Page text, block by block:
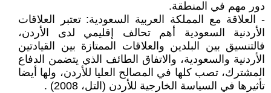
دور مهم في المنطقة.
- العلاقة مع المملكة العربية السعودية: تعتبر العلاقات
الأردنية السعودية أهم تحالف إقليمي لدى الأردن،
فالتنسيق بين البلدين والعلاقات الممتازة بين القيادتين
الأردنية والسعودية، والاتفاق الطائف الذي يتضمن الدفاع
المشترك، تصب كلها في المصالح العليا للأردن، ولها أيضا
تأثيرها في السياسة الخارجية للأردن (التل، 2008) .